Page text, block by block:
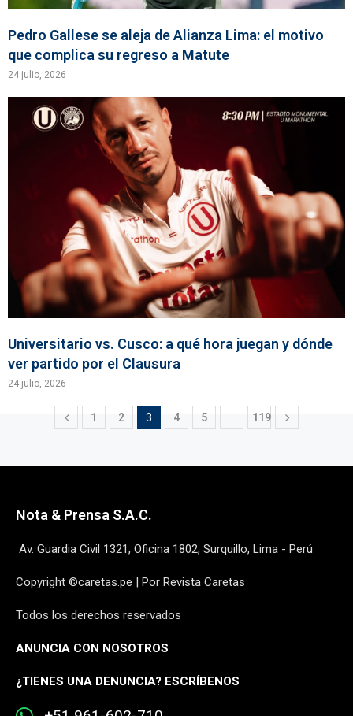
Pedro Gallese se aleja de Alianza Lima: el motivo
que complica su regreso a Matute
24 julio, 2026
Universitario vs. Cusco: a qué hora juegan y dónde
ver partido por el Clausura
24 julio, 2026
1 2 3 4 5 … 119
Nota & Prensa S.A.C.
Av. Guardia Civil 1321, Oficina 1802, Surquillo, Lima - Perú
Copyright ©caretas.pe | Por Revista Caretas
Todos los derechos reservados
ANUNCIA CON NOSOTROS
¿TIENES UNA DENUNCIA? ESCRÍBENOS